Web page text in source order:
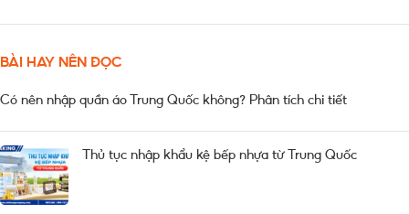
BÀI HAY NÊN ĐỌC
Có nên nhập quần áo Trung Quốc không? Phân tích chi tiết
Thủ tục nhập khẩu kệ bếp nhựa từ Trung Quốc